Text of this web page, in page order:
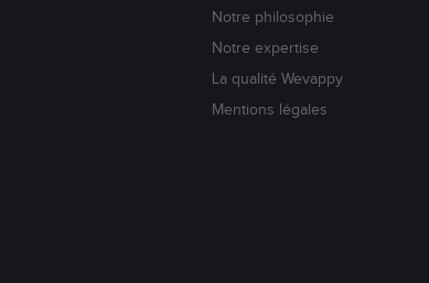
Notre philosophie
Notre expertise
La qualité Wevappy
Mentions légales